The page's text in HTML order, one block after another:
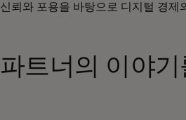
신뢰와 포용을 바탕으로 디지털 경제
파트너의 이야